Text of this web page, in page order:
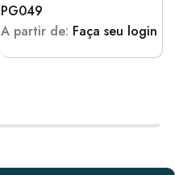
PG049
A partir de: Faça seu login